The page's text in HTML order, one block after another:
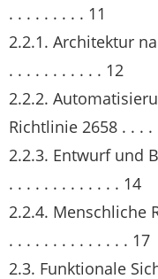
. . . . . . . . . 11
2.2.1. Architektur
. . . . . . . . . . . 12
2.2.2.
Richtlinie 2658 . . . .
2.2.3. Entwurf und
. . . . . . . . . . . . . 14
2.2.4. Menschliche
. . . . . . . . . . . . . . 17
2.3. Funktionale